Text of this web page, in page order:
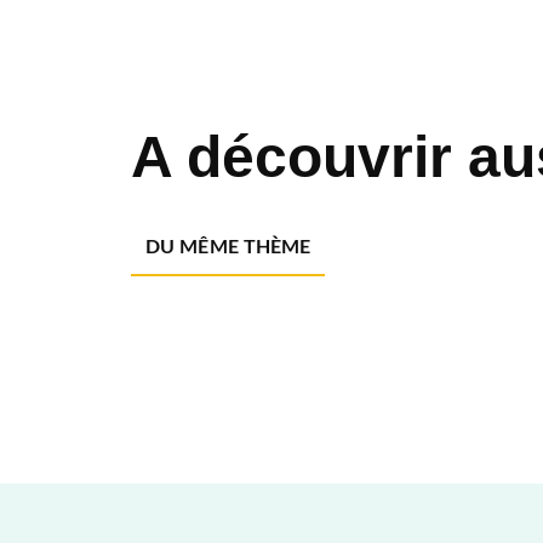
A découvrir
DU MÊME THÈME